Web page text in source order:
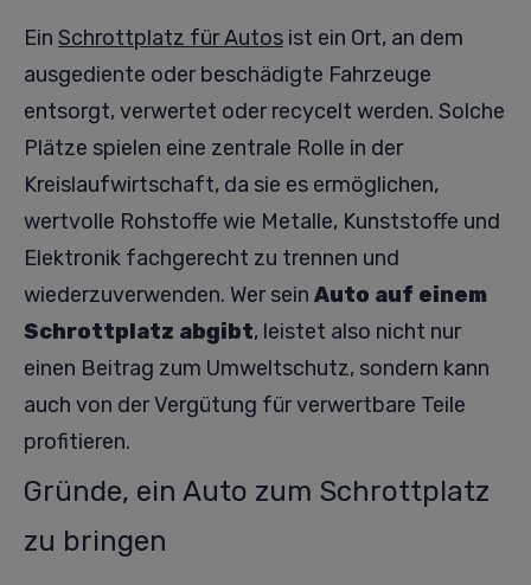
Ein Schrottplatz für Autos ist ein Ort, an dem
ausgediente oder beschädigte Fahrzeuge
entsorgt, verwertet oder recycelt werden. Solche
Plätze spielen eine zentrale Rolle in der
Kreislaufwirtschaft, da sie es ermöglichen,
wertvolle Rohstoffe wie Metalle, Kunststoffe und
Elektronik fachgerecht zu trennen und
wiederzuverwenden. Wer sein Auto auf einem
Schrottplatz abgibt, leistet also nicht nur
einen Beitrag zum Umweltschutz, sondern kann
auch von der Vergütung für verwertbare Teile
profitieren.
Gründe, ein Auto zum Schrottplatz
zu bringen